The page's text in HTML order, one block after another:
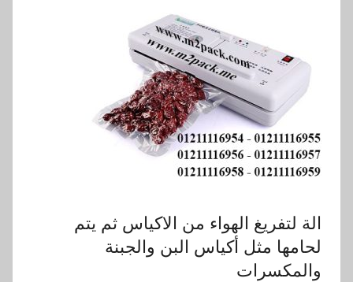
الة لتفريغ الهواء من الاكياس ثم يتم
لحامها مثل أكياس البن والجبنة
والمكسرات